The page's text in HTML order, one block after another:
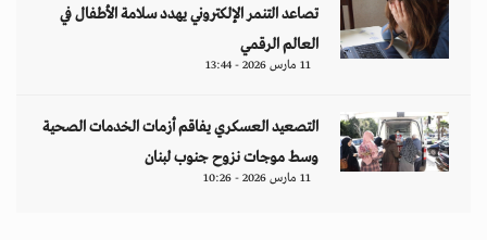
تصاعد التنمر الإلكتروني يهدد سلامة الأطفال في
العالم الرقمي
11 مارس 2026 - 13:44
التصعيد العسكري يفاقم أزمات الخدمات الصحية
وسط موجات نزوح جنوب لبنان
11 مارس 2026 - 10:26